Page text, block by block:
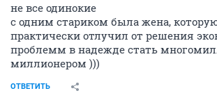
не все одинокие
с одним стариком была жена,
практически отлучил от решения
проблемм в надежде стать
миллионером )))
ОТВЕТИТЬ